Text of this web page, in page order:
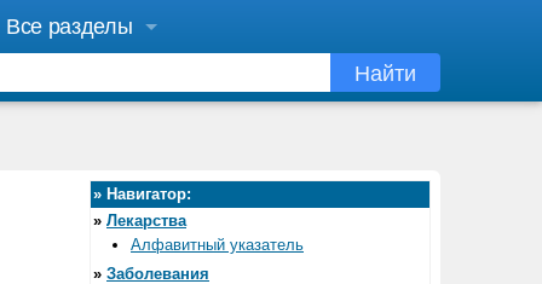
Все разделы
Найти
» Навигатор:
» Лекарства
Алфавитный указатель
» Заболевания